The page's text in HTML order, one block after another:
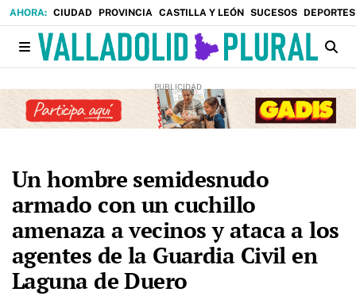
CIUDAD PROVINCIA CASTILLA Y LEÓN SUCESOS DEPORTES
Un hombre semidesnudo
armado con un cuchillo
amenaza a vecinos y ataca a los
agentes de la Guardia Civil en
Laguna de Duero